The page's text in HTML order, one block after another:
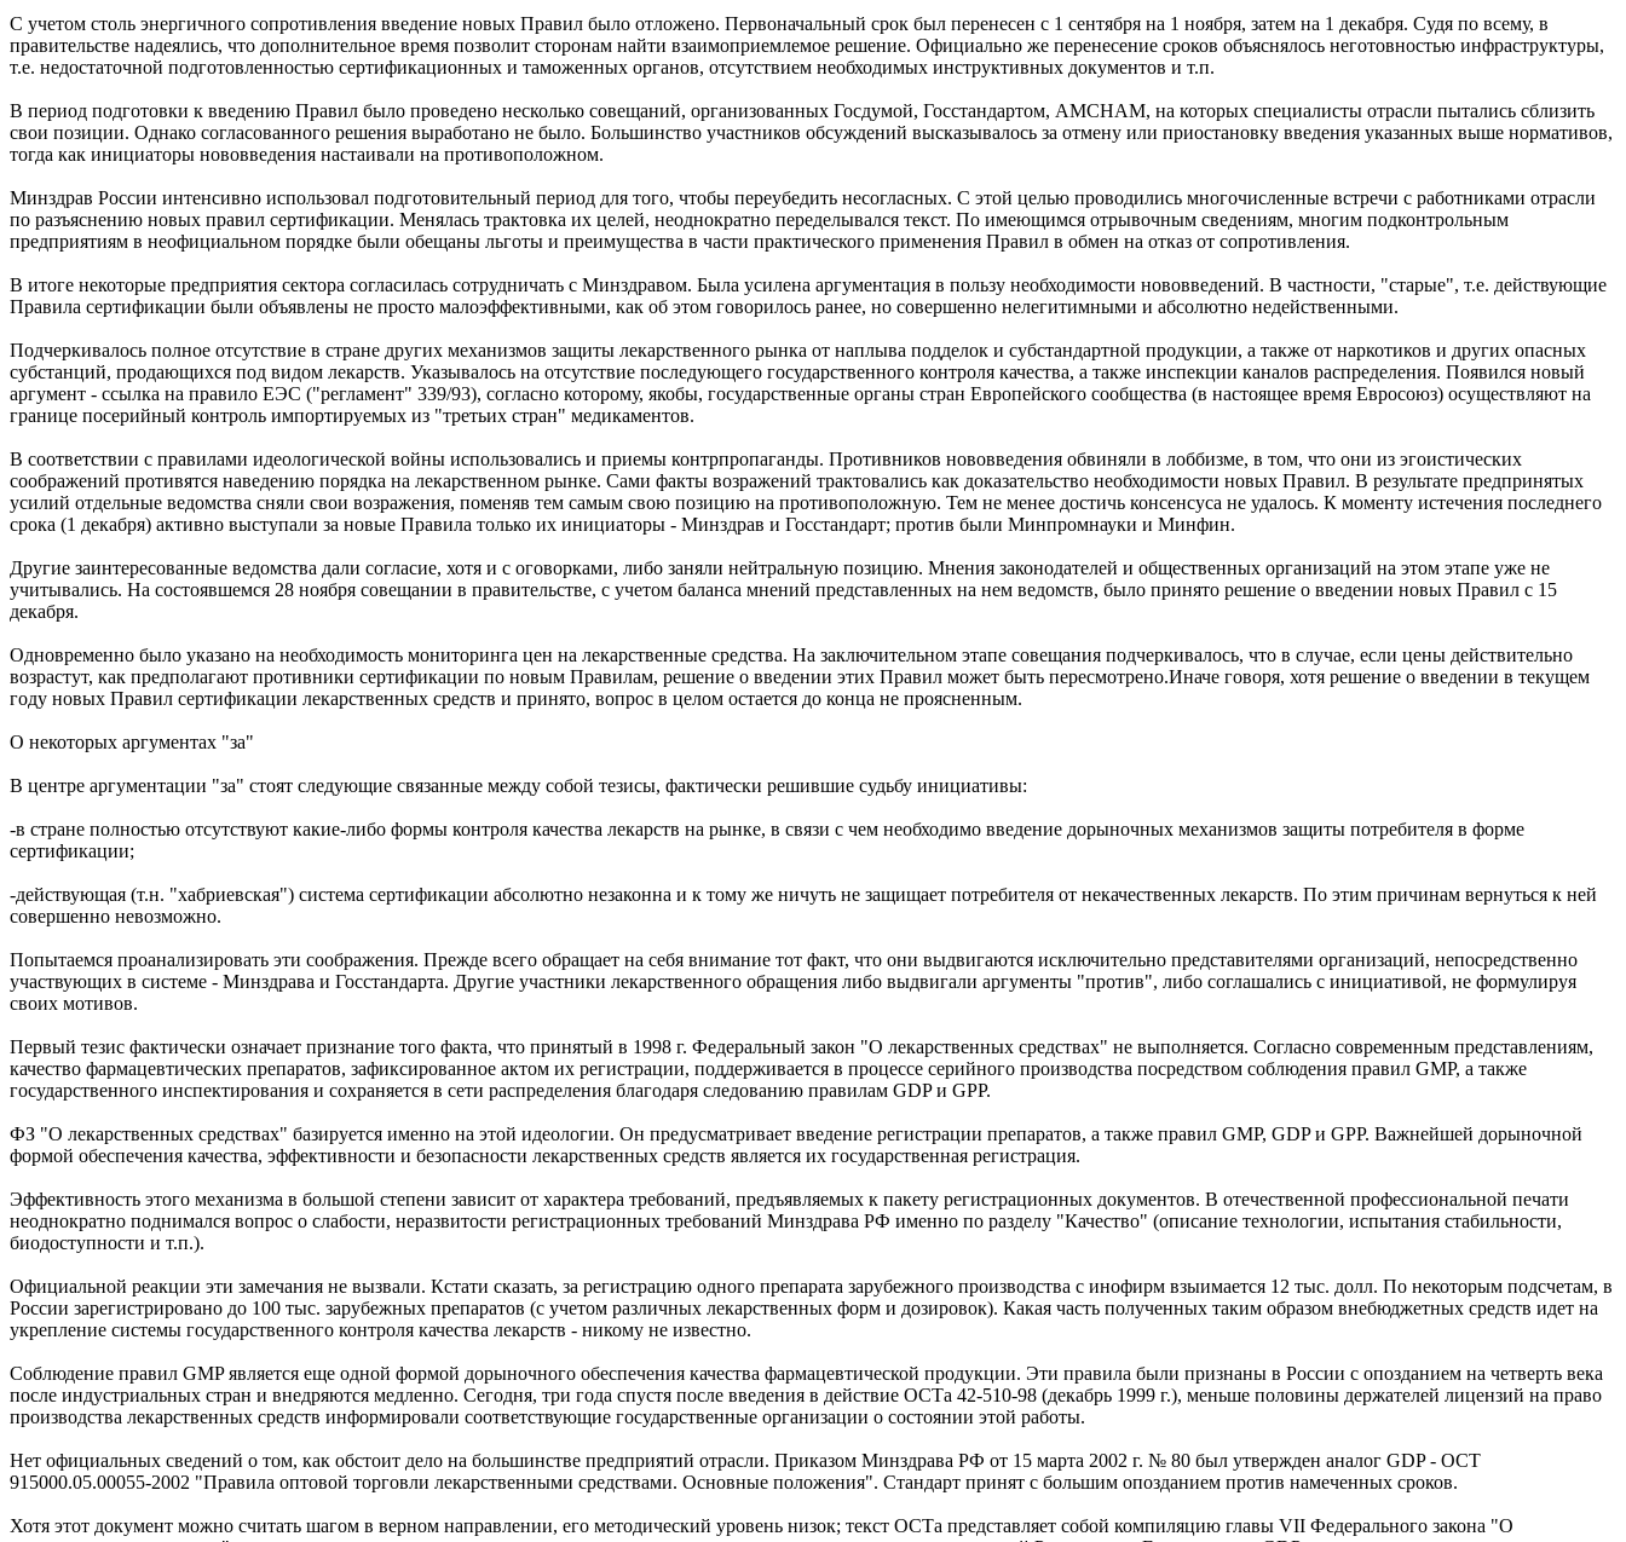
С учетом столь энергичного сопротивления введение новых Правил было отложено. Первоначальный срок был перенесен с 1 сентября на 1 ноября, затем на 1 декабря. Судя по всему, в
правительстве надеялись, что дополнительное время позволит сторонам найти взаимоприемлемое решение. Официально же перенесение сроков объяснялось неготовностью инфраструктуры,
т.е. недостаточной подготовленностью сертификационных и таможенных органов, отсутствием необходимых инструктивных документов и т.п.
В период подготовки к введению Правил было проведено несколько совещаний, организованных Госдумой, Госстандартом, AMCHAM, на которых специалисты отрасли пытались сблизить
свои позиции. Однако согласованного решения выработано не было. Большинство участников обсуждений высказывалось за отмену или приостановку введения указанных выше нормативов,
тогда как инициаторы нововведения настаивали на противоположном.
Минздрав России интенсивно использовал подготовительный период для того, чтобы переубедить несогласных. С этой целью проводились многочисленные встречи с работниками отрасли
по разъяснению новых правил сертификации. Менялась трактовка их целей, неоднократно переделывался текст. По имеющимся отрывочным сведениям, многим подконтрольным
предприятиям в неофициальном порядке были обещаны льготы и преимущества в части практического применения Правил в обмен на отказ от сопротивления.
В итоге некоторые предприятия сектора согласилась сотрудничать с Минздравом. Была усилена аргументация в пользу необходимости нововведений. В частности, "старые", т.е. действующие
Правила сертификации были объявлены не просто малоэффективными, как об этом говорилось ранее, но совершенно нелегитимными и абсолютно недейственными.
Подчеркивалось полное отсутствие в стране других механизмов защиты лекарственного рынка от наплыва подделок и субстандартной продукции, а также от наркотиков и других опасных
субстанций, продающихся под видом лекарств. Указывалось на отсутствие последующего государственного контроля качества, а также инспекции каналов распределения. Появился новый
аргумент - ссылка на правило ЕЭС ("регламент" 339/93), согласно которому, якобы, государственные органы стран Европейского сообщества (в настоящее время Евросоюз) осуществляют на
границе посерийный контроль импортируемых из "третьих стран" медикаментов.
В соответствии с правилами идеологической войны использовались и приемы контрпропаганды. Противников нововведения обвиняли в лоббизме, в том, что они из эгоистических
соображений противятся наведению порядка на лекарственном рынке. Сами факты возражений трактовались как доказательство необходимости новых Правил. В результате предпринятых
усилий отдельные ведомства сняли свои возражения, поменяв тем самым свою позицию на противоположную. Тем не менее достичь консенсуса не удалось. К моменту истечения последнего
срока (1 декабря) активно выступали за новые Правила только их инициаторы - Минздрав и Госстандарт; против были Минпромнауки и Минфин.
Другие заинтересованные ведомства дали согласие, хотя и с оговорками, либо заняли нейтральную позицию. Мнения законодателей и общественных организаций на этом этапе уже не
учитывались. На состоявшемся 28 ноября совещании в правительстве, с учетом баланса мнений представленных на нем ведомств, было принято решение о введении новых Правил с 15
декабря.
Одновременно было указано на необходимость мониторинга цен на лекарственные средства. На заключительном этапе совещания подчеркивалось, что в случае, если цены действительно
возрастут, как предполагают противники сертификации по новым Правилам, решение о введении этих Правил может быть пересмотрено.Иначе говоря, хотя решение о введении в текущем
году новых Правил сертификации лекарственных средств и принято, вопрос в целом остается до конца не проясненным.
О некоторых аргументах "за"
В центре аргументации "за" стоят следующие связанные между собой тезисы, фактически решившие судьбу инициативы:
-в стране полностью отсутствуют какие-либо формы контроля качества лекарств на рынке, в связи с чем необходимо введение дорыночных механизмов защиты потребителя в форме
сертификации;
-действующая (т.н. "хабриевская") система сертификации абсолютно незаконна и к тому же ничуть не защищает потребителя от некачественных лекарств. По этим причинам вернуться к ней
совершенно невозможно.
Попытаемся проанализировать эти соображения. Прежде всего обращает на себя внимание тот факт, что они выдвигаются исключительно представителями организаций, непосредственно
участвующих в системе - Минздрава и Госстандарта. Другие участники лекарственного обращения либо выдвигали аргументы "против", либо соглашались с инициативой, не формулируя
своих мотивов.
Первый тезис фактически означает признание того факта, что принятый в 1998 г. Федеральный закон "О лекарственных средствах" не выполняется. Согласно современным представлениям,
качество фармацевтических препаратов, зафиксированное актом их регистрации, поддерживается в процессе серийного производства посредством соблюдения правил GMP, а также
государственного инспектирования и сохраняется в сети распределения благодаря следованию правилам GDP и GPP.
ФЗ "О лекарственных средствах" базируется именно на этой идеологии. Он предусматривает введение регистрации препаратов, а также правил GMP, GDP и GPP. Важнейшей дорыночной
формой обеспечения качества, эффективности и безопасности лекарственных средств является их государственная регистрация.
Эффективность этого механизма в большой степени зависит от характера требований, предъявляемых к пакету регистрационных документов. В отечественной профессиональной печати
неоднократно поднимался вопрос о слабости, неразвитости регистрационных требований Минздрава РФ именно по разделу "Качество" (описание технологии, испытания стабильности,
биодоступности и т.п.).
Официальной реакции эти замечания не вызвали. Кстати сказать, за регистрацию одного препарата зарубежного производства с инофирм взыимается 12 тыс. долл. По некоторым подсчетам, в
России зарегистрировано до 100 тыс. зарубежных препаратов (с учетом различных лекарственных форм и дозировок). Какая часть полученных таким образом внебюджетных средств идет на
укрепление системы государственного контроля качества лекарств - никому не известно.
Соблюдение правил GMP является еще одной формой дорыночного обеспечения качества фармацевтической продукции. Эти правила были признаны в России с опозданием на четверть века
после индустриальных стран и внедряются медленно. Сегодня, три года спустя после введения в действие ОСТа 42-510-98 (декабрь 1999 г.), меньше половины держателей лицензий на право
производства лекарственных средств информировали соответствующие государственные организации о состоянии этой работы.
Нет официальных сведений о том, как обстоит дело на большинстве предприятий отрасли. Приказом Минздрава РФ от 15 марта 2002 г. № 80 был утвержден аналог GDP - ОСТ
915000.05.00055-2002 "Правила оптовой торговли лекарственными средствами. Основные положения". Стандарт принят с большим опозданием против намеченных сроков.
Хотя этот документ можно считать шагом в верном направлении, его методический уровень низок; текст ОСТа представляет собой компиляцию главы VII Федерального закона "О